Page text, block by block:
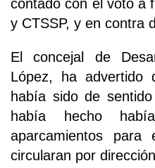
contado con el voto a
y CTSSP, y en contra
El concejal de
López, ha advertido
había sido de
había hecho
aparcamientos
circularan por